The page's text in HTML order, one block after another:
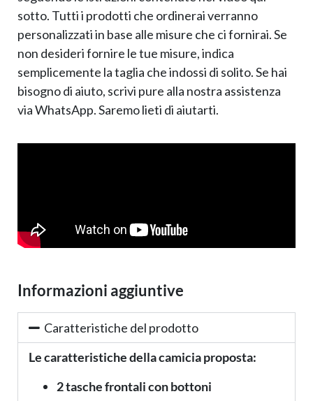
sotto. Tutti i prodotti che ordinerai verranno
personalizzati in base alle misure che ci fornirai. Se
non desideri fornire le tue misure, indica
semplicemente la taglia che indossi di solito. Se hai
bisogno di aiuto, scrivi pure alla nostra assistenza
via WhatsApp. Saremo lieti di aiutarti.
Informazioni aggiuntive
Caratteristiche del prodotto
Le caratteristiche della camicia proposta:
2 tasche frontali con bottoni